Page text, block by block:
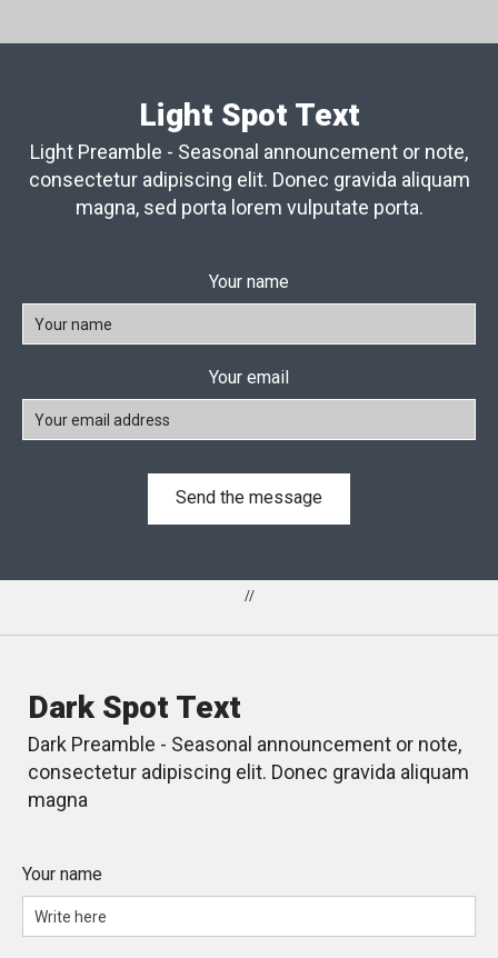
Light Spot Text
Light Preamble - Seasonal announcement or note,
consectetur adipiscing elit. Donec gravida aliquam
magna, sed porta lorem vulputate porta.
Your name
Your email
//
Dark Spot Text
Dark Preamble - Seasonal announcement or note,
consectetur adipiscing elit. Donec gravida aliquam
magna
Your name